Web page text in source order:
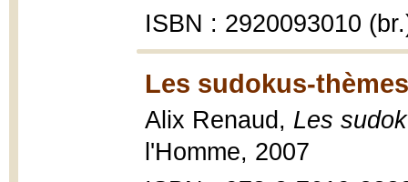
ISBN : 2920093010
Les sudokus-
Alix Renaud, Les
l'Homme, 2007